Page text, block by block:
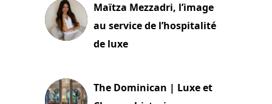
Maïtza Mezzadri, l’image
au service de l’hospitalité
de luxe
The Dominican | Luxe et